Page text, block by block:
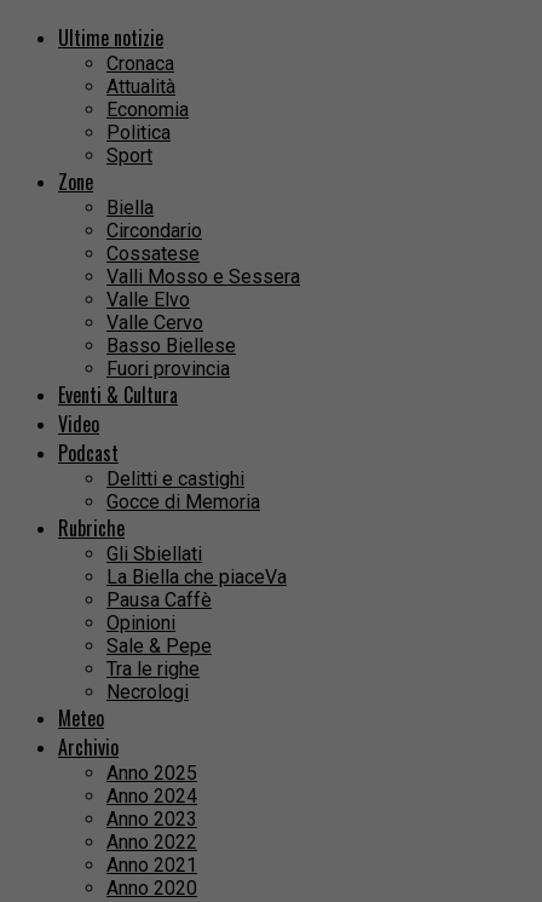
Ultime notizie
Cronaca
Attualità
Economia
Politica
Sport
Zone
Biella
Circondario
Cossatese
Valli Mosso e Sessera
Valle Elvo
Valle Cervo
Basso Biellese
Fuori provincia
Eventi & Cultura
Video
Podcast
Delitti e castighi
Gocce di Memoria
Rubriche
Gli Sbiellati
La Biella che piaceVa
Pausa Caffè
Opinioni
Sale & Pepe
Tra le righe
Necrologi
Meteo
Archivio
Anno 2025
Anno 2024
Anno 2023
Anno 2022
Anno 2021
Anno 2020